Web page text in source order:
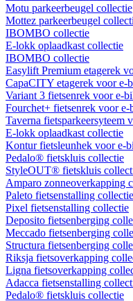
Motu parkeerbeugel collectie
Mottez parkeerbeugel
IBOMBO collectie
E-lokk oplaadkast collectie
IBOMBO collectie
Easylift Premium etagerek
CapaCITY etagerek voor e-
Variant 3 fietsenrek voor e-
Fourchet+ fietsenrek voor e-
Taverna fietsparkeersyteem
E-lokk oplaadkast collectie
Kontur fietsleunhek voor e-
Pedalo® fietskluis collectie
StyleOUT® fietskluis
Amparo zonneoverkapping
Paleto fietsenstalling collectie
Pixel fietsenstalling collectie
Deposito fietsenberging
Meccado fietsenberging
Structura fietsenberging
Riksja fietsoverkapping
Ligna fietsoverkapping
Adacca fietsenstalling
Pedalo® fietskluis collectie